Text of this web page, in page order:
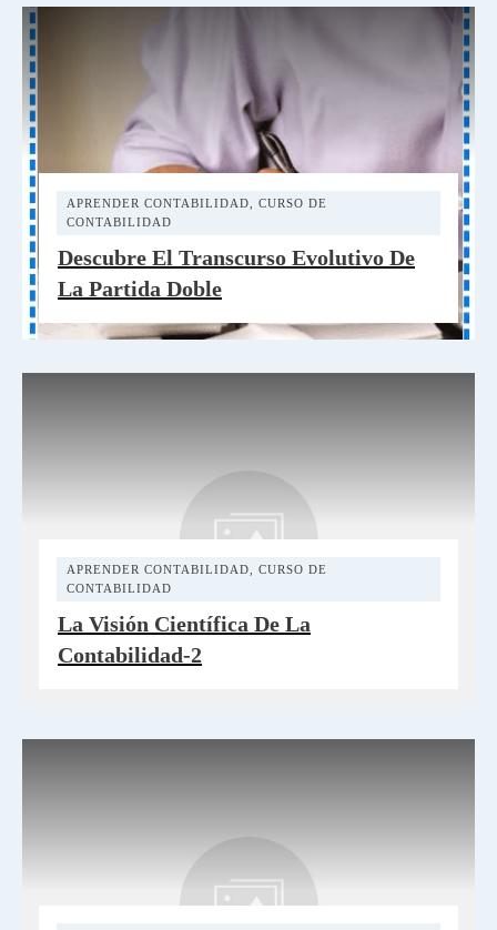
APRENDER CONTABILIDAD
CURSO DE
CONTABILIDAD
Descubre El Transcurso Evolutivo De
La Partida Doble
APRENDER CONTABILIDAD
CURSO DE
CONTABILIDAD
La Visión Científica De La
Contabilidad-2